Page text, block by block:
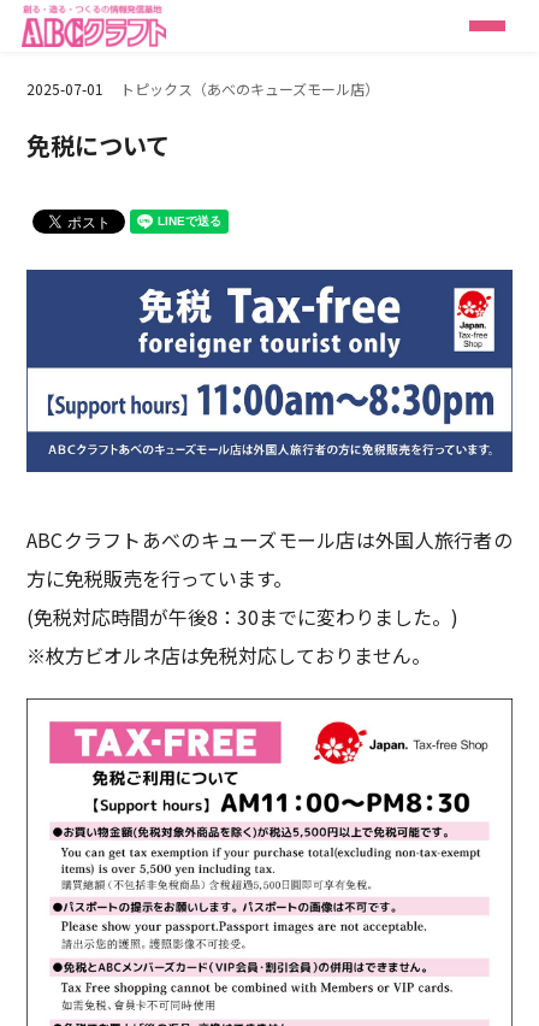
2025-07-01 トピックス（あべのキューズモール店）
免税について
ABCクラフトあべのキューズモール店は外国人旅行者の
方に免税販売を行っています。
(免税対応時間が午後8：30までに変わりました。)
※枚方ビオルネ店は免税対応しておりません。